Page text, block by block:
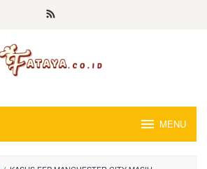
MENU